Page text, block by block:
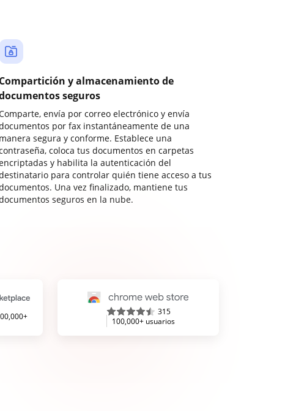
Compartición y almacenamiento de
seguros
envía por correo electrónico y envía
por fax instantáneamente de una
manera segura y conforme. Establece una
coloca tus documentos en carpetas
y habilita la autenticación del
para controlar quién tiene acceso a tus
Una vez finalizado, mantiene tus
seguros en la nube.
315
100,000+ usuarios